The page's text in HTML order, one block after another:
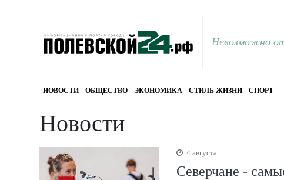
Невозможно
НОВОСТИ ОБЩЕСТВО ЭКОНОМИКА СТИЛЬ ЖИЗНИ СПОРТ
Новости
4 августа
Северчане -